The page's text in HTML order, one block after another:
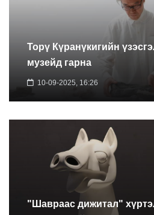
Торү Күранүкигийн
музейд гарна
10-09-2025, 16:26
"Шавраас дижитал"